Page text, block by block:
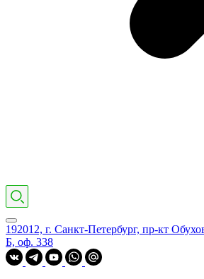
192012, г. Санкт-Петербург, пр-кт
Б, оф. 338